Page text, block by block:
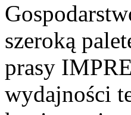
szeroką
prasy
wydajności